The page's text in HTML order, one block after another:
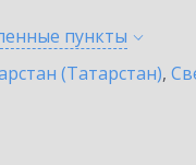
пункты
(Татарстан),